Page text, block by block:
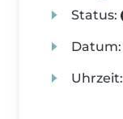
Status:
Datum:
Uhrzeit: